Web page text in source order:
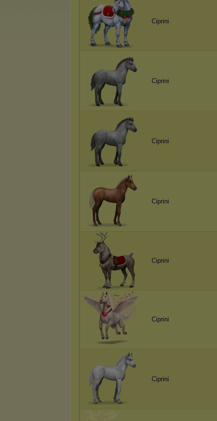
Ciprini
Ciprini
Ciprini
Ciprini
Ciprini
Ciprini
Ciprini